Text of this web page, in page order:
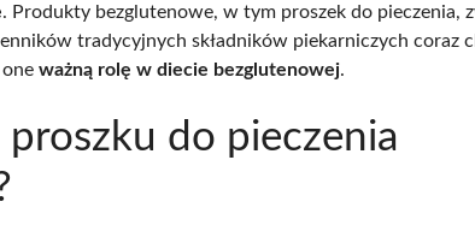
. Produkty bezglutenowe, w tym proszek do pieczenia,
tradycyjnych składników piekarniczych coraz
ważną rolę w diecie bezglutenowej.
proszku do pieczenia